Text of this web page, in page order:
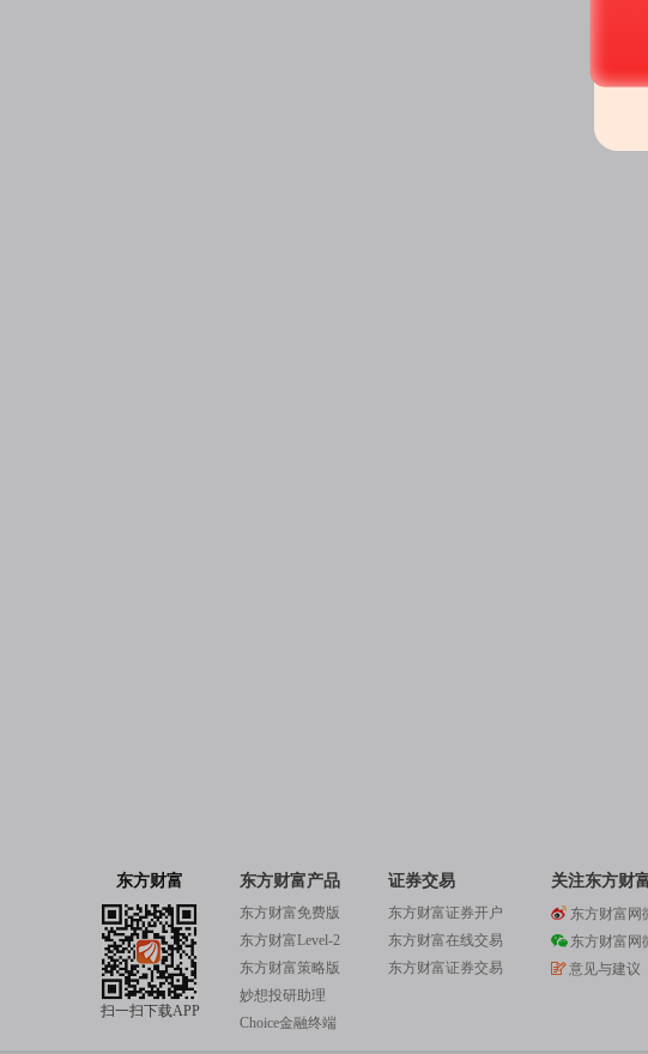
东方财富
扫一扫下载APP
东方财富产品
东方财富免费版
东方财富Level-2
东方财富策略版
妙想投研助理
Choice金融终端
证券交易
东方财富证券开户
东方财富在线交易
东方财富证券交易
关注东方财
东方财富网
东方财富网
意见与建议